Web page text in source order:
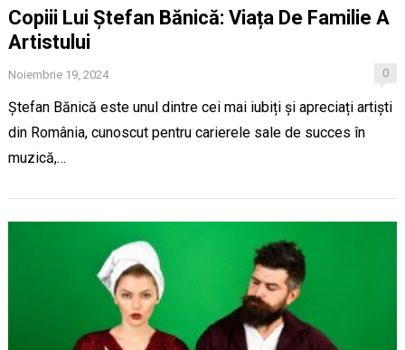
Copiii Lui Ștefan Bănică: Viața De Familie A
Artistului
Noiembrie 19, 2024 0
Ștefan Bănică este unul dintre cei mai iubiți și apreciați artiști
din România, cunoscut pentru carierele sale de succes în
muzică,…